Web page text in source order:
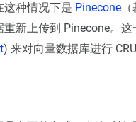
这种情况下是 Pinecone
新上传到 Pinecone。
) 来对向量数据库进行